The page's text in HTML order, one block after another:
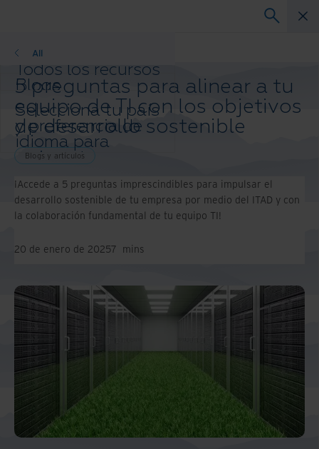
Todos los recursos
Blogs
Casos de éxito
Guías de solución
Webinars
Papel blanco
All
Selecciona tu país
y preferencia de
idioma para
mejorar tu
navegación.
País e idioma
preferidos:
Europe and Southern Africa
Middle East North Africa And
Turkey
North America
Blogs y artículos
5 preguntas para alinear a tu
equipo de TI con los objetivos
de desarrollo sostenible
Blogs y artículos
¡Accede a 5 preguntas imprescindibles para impulsar el
desarrollo sostenible de tu empresa por medio del ITAD y con
la colaboración fundamental de tu equipo TI!
20 de enero de 20257 mins